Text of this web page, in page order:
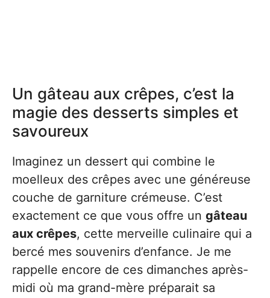
Un gâteau aux crêpes, c’est la
magie des desserts simples et
savoureux
Imaginez un dessert qui combine le
moelleux des crêpes avec une généreuse
couche de garniture crémeuse. C’est
exactement ce que vous offre un gâteau
aux crêpes, cette merveille culinaire qui a
bercé mes souvenirs d’enfance. Je me
rappelle encore de ces dimanches après-
midi où ma grand-mère préparait sa